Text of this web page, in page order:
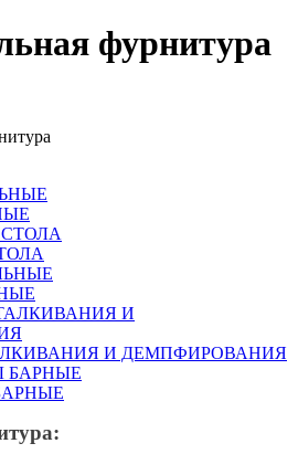
фурнитура
И ДЕМПФИРОВАНИЯ